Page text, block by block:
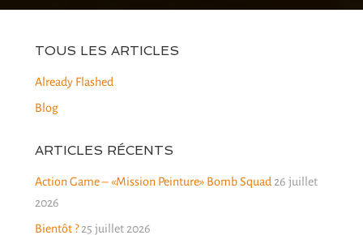
TOUS LES ARTICLES
Already Flashed
Blog
ARTICLES RÉCENTS
Action Game – «Mission Peinture» Bomb Squad 26 juillet
2026
Bientôt ? 25 juillet 2026